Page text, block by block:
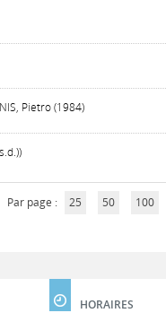
Pietro (1984)
Par page : 25 50 100
HORAIRES